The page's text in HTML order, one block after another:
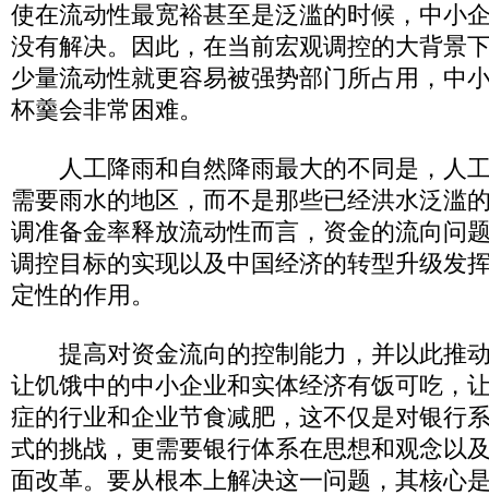
使在流动性最宽裕甚至是泛滥的时候，中小
没有解决。因此，在当前宏观调控的大背景
少量流动性就更容易被强势部门所占用，中
杯羹会非常困难。
人工降雨和自然降雨最大的不同是，人
需要雨水的地区，而不是那些已经洪水泛滥
调准备金率释放流动性而言，资金的流向问
调控目标的实现以及中国经济的转型升级发
定性的作用。
提高对资金流向的控制能力，并以此推
让饥饿中的中小企业和实体经济有饭可吃，
症的行业和企业节食减肥，这不仅是对银行
式的挑战，更需要银行体系在思想和观念以
面改革。要从根本上解决这一问题，其核心